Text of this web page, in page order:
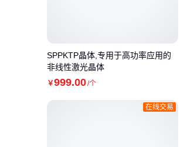
SPPKTP晶体,专用于高功率应用的
非线性激光晶体
￥999.00/个
在线交易